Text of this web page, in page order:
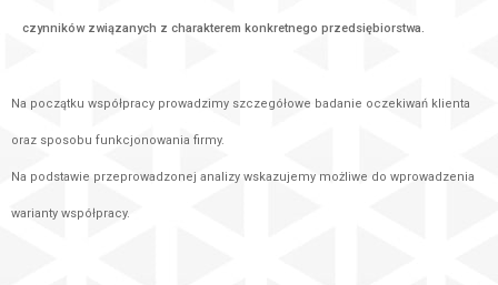
czynników związanych z charakterem konkretnego przedsiębiorstwa.
Na początku współpracy prowadzimy szczegółowe badanie oczekiwań klienta
oraz sposobu funkcjonowania firmy.
Na podstawie przeprowadzonej analizy wskazujemy możliwe do wprowadzenia
warianty współpracy.